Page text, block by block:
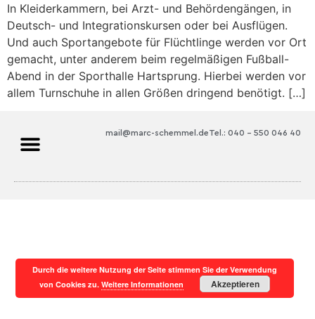
In Kleiderkammern, bei Arzt- und Behördengängen, in
Deutsch- und Integrationskursen oder bei Ausflügen.
Und auch Sportangebote für Flüchtlinge werden vor Ort
gemacht, unter anderem beim regelmäßigen Fußball-
Abend in der Sporthalle Hartsprung. Hierbei werden vor
allem Turnschuhe in allen Größen dringend benötigt. […]
Tel.: 040 – 550 046 40
mail@marc-schemmel.de
Durch die weitere Nutzung der Seite stimmen Sie der Verwendung
von Cookies zu.Weitere Informationen Akzeptieren